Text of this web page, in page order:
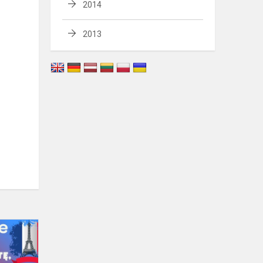
Užsienio
KENGŪROS
2014
2013